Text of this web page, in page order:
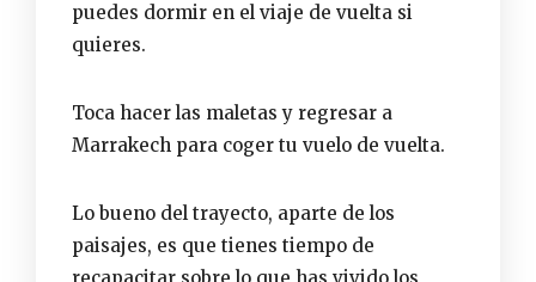
puedes dormir en el viaje de vuelta si
quieres.
Toca hacer las maletas y regresar a
Marrakech para coger tu vuelo de vuelta.
Lo bueno del trayecto, aparte de los
paisajes, es que tienes tiempo de